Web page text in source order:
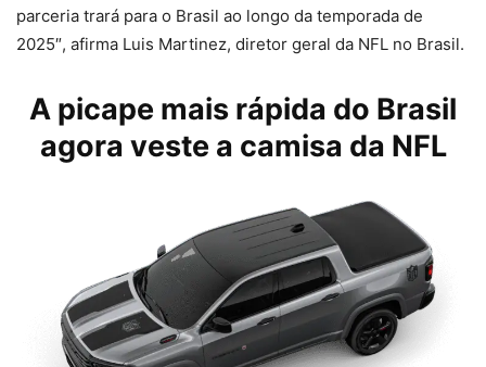
parceria trará para o Brasil ao longo da temporada de
2025″, afirma Luis Martinez, diretor geral da NFL no Brasil.
A picape mais rápida do Brasil
agora veste a camisa da NFL